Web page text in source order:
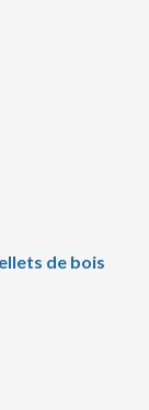
de bois